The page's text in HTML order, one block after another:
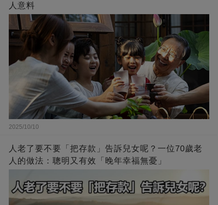
人意料
2025/10/10
人老了要不要「把存款」告訴兒女呢？一位70歲老
人的做法：聰明又有效「晚年幸福無憂」